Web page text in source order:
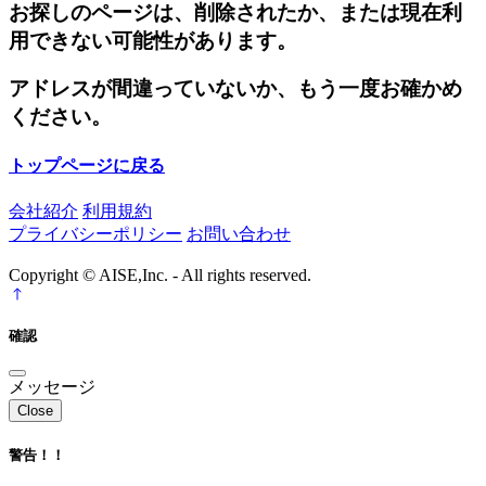
お探しのページは、削除されたか、または現在利
用できない可能性があります。
アドレスが間違っていないか、もう一度お確かめ
ください。
トップページに戻る
会社紹介 利用規約
プライバシーポリシー お問い合わせ
Copyright © AISE,Inc. - All rights reserved.
確認
メッセージ
Close
警告！！